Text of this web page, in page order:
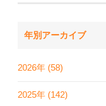
年別アーカイブ
2026年 (58)
2025年 (142)